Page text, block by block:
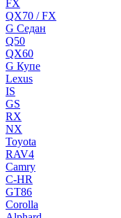
FX
QX70 / FX
G Cедан
Q50
QX60
G Купе
Lexus
IS
GS
RX
NX
Toyota
RAV4
Camry
C-HR
GT86
Corolla